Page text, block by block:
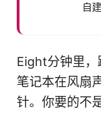
自
Eight分钟里，
笔记本在风扇
针。你要的不